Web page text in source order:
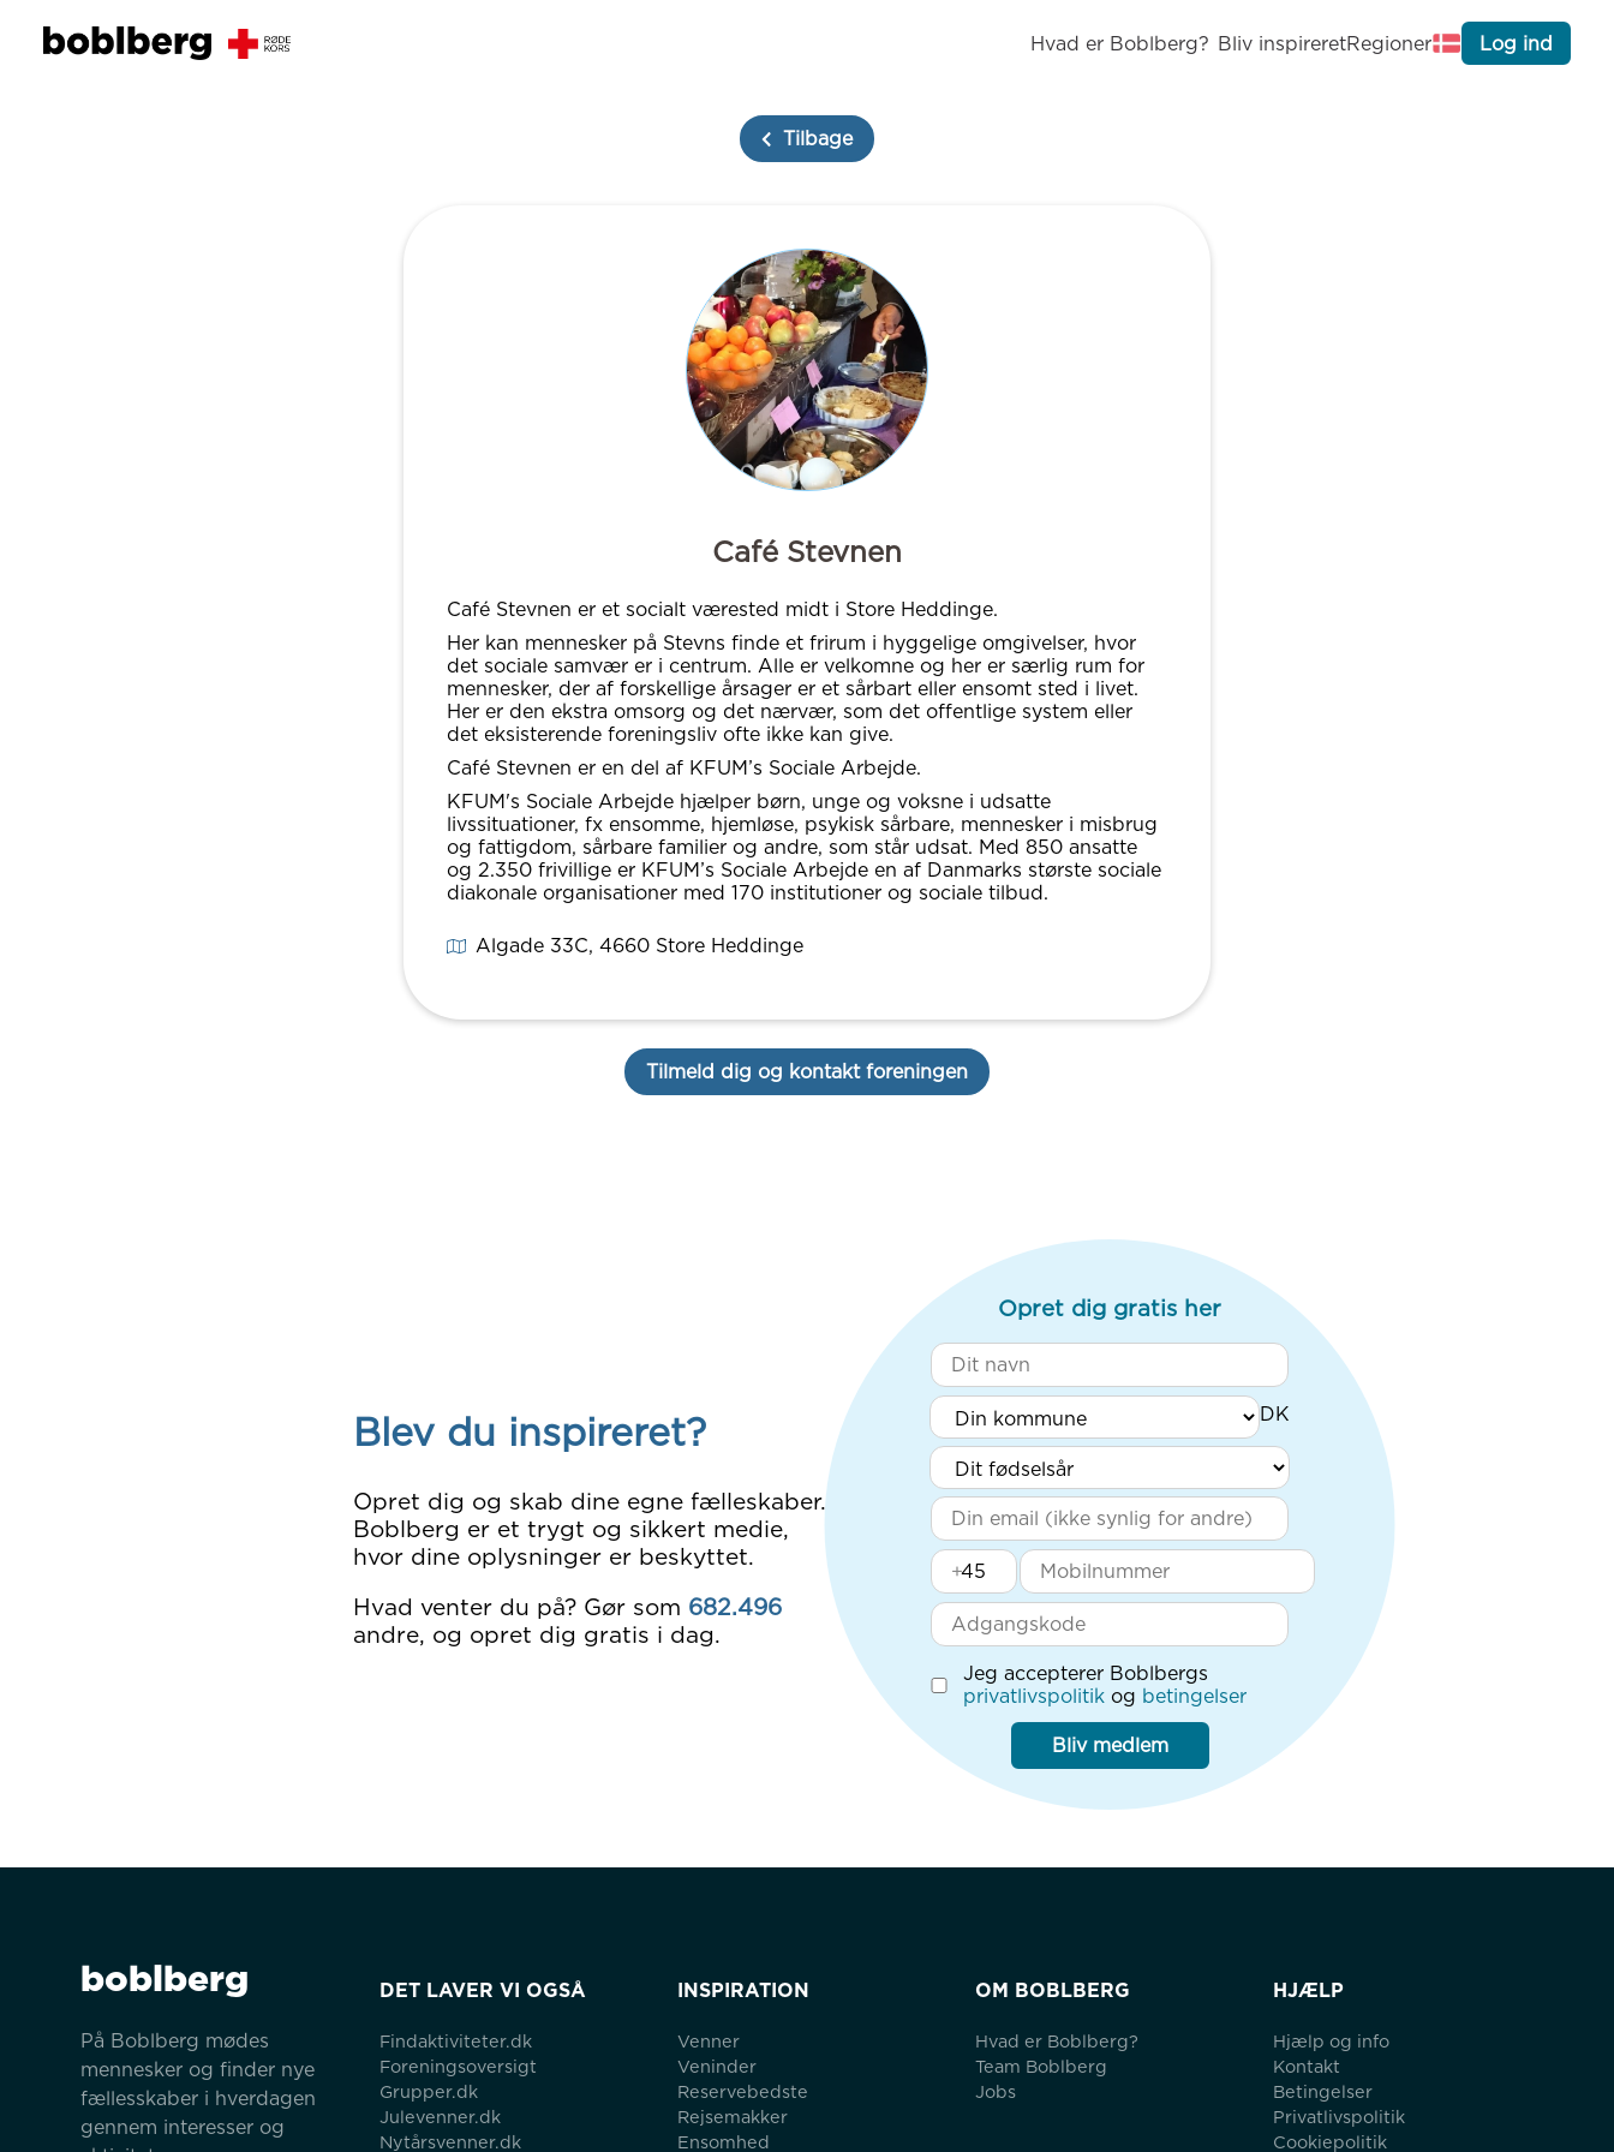
Hvad er Boblberg? Bliv inspireretRegioner Log ind
Tilbage
Café Stevnen
Café Stevnen er et socialt værested midt i Store Heddinge.
Her kan mennesker på Stevns finde et frirum i hyggelige omgivelser, hvor
det sociale samvær er i centrum. Alle er velkomne og her er særlig rum for
mennesker, der af forskellige årsager er et sårbart eller ensomt sted i livet.
Her er den ekstra omsorg og det nærvær, som det offentlige system eller
det eksisterende foreningsliv ofte ikke kan give.
Café Stevnen er en del af KFUM’s Sociale Arbejde.
KFUM's Sociale Arbejde hjælper børn, unge og voksne i udsatte
livssituationer, fx ensomme, hjemløse, psykisk sårbare, mennesker i misbrug
og fattigdom, sårbare familier og andre, som står udsat. Med 850 ansatte
og 2.350 frivillige er KFUM’s Sociale Arbejde en af Danmarks største sociale
diakonale organisationer med 170 institutioner og sociale tilbud.
Algade 33C, 4660Store Heddinge
Tilmeld dig og kontakt foreningen
Blev du inspireret?
Opret dig og skab dine egne fælleskaber.
Boblberg er et trygt og sikkert medie,
hvor dine oplysninger er beskyttet.
Hvad venter du på? Gør som 682.496
andre, og opret dig gratis i dag.
Opret dig gratis her
+
Jeg accepterer Boblbergs
privatlivspolitik og betingelser
Bliv medlem
boblberg
På Boblberg mødes
mennesker og finder nye
fællesskaber i hverdagen
gennem interesser og
DET LAVER VI OGSÅ
Findaktiviteter.dk
Foreningsoversigt
Grupper.dk
Julevenner.dk
Nytårsvenner.dk
INSPIRATION
Venner
Veninder
Reservebedste
Rejsemakker
Ensomhed
OM BOBLBERG
Hvad er Boblberg?
Team Boblberg
Jobs
HJÆLP
Hjælp og info
Kontakt
Betingelser
Privatlivspolitik
Cookiepolitik